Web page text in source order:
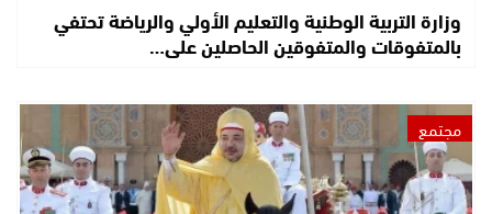
وزارة التربية الوطنية والتعليم الأولي والرياضة تحتفي
بالمتفوقات والمتفوقين الحاصلين على…
مجتمع